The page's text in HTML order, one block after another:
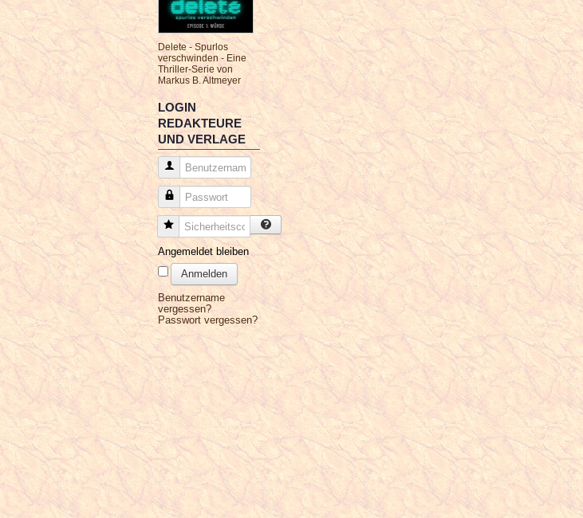
Delete - Spurlos
verschwinden - Eine
Thriller-Serie von
Markus B. Altmeyer
LOGIN
REDAKTEURE
UND VERLAGE
Benutzername
Passwort
Sicherheitscode
Angemeldet bleiben
Anmelden
Benutzername
vergessen?
Passwort vergessen?